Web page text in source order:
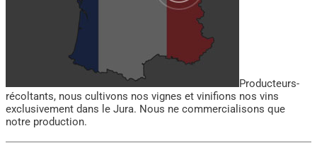
Producteurs-
récoltants, nous cultivons nos vignes et vinifions nos vins
exclusivement dans le Jura. Nous ne commercialisons que
notre production.